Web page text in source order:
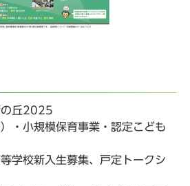
の丘2025
・小規模保育事業・認定こども
学校新入生募集、戸定トークシ